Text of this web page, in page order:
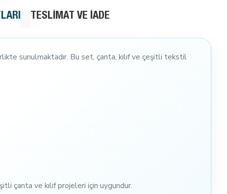
TESLIMAT VE İADE
sunulmaktadır. Bu set, çanta, kılıf ve çeşitli tekstil
çanta ve kılıf projeleri için uygundur.